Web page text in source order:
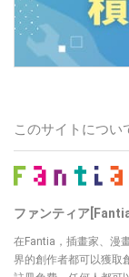
このサイトについ
ファンティア
在Fantia，插畫家、漫
界的創作者都可以獲取